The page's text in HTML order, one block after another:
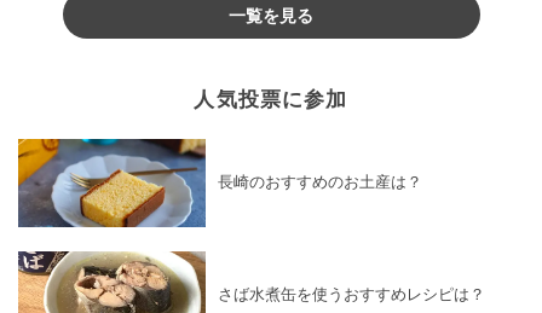
一覧を見る
人気投票に参加
長崎のおすすめのお土産は？
さば水煮缶を使うおすすめレシピは？